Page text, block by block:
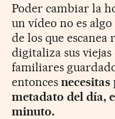
Poder cambiar la
un vídeo no es
de los que escanea
digitaliza sus viejas
familiares
entonces
metadato del día,
minuto.